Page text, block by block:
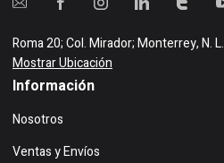
Roma 20; Col. Mirador; Monterrey, N. L.
Mostrar Ubicación
Información
Nosotros
Ventas y Envíos